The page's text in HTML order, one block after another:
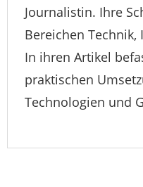
Journalistin. Ihre
Bereichen
In ihren Artikel
praktischen
Technologien und